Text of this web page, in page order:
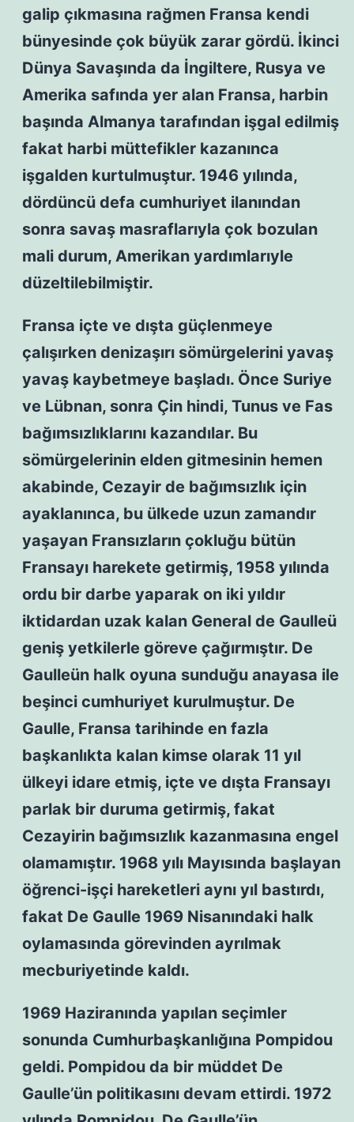
galip çıkmasına rağmen Fransa kendi
bünyesinde çok büyük zarar gördü. İkinci
Dünya Savaşında da İngiltere, Rusya ve
Amerika safında yer alan Fransa, harbin
başında Almanya tarafından işgal edilmiş
fakat harbi müttefikler kazanınca
işgalden kurtulmuştur. 1946 yılında,
dördüncü defa cumhuriyet ilanından
sonra savaş masraflarıyla çok bozulan
mali durum, Amerikan yardımlarıyle
düzeltilebilmiştir.
Fransa içte ve dışta güçlenmeye
çalışırken denizaşırı sömürgelerini yavaş
yavaş kaybetmeye başladı. Önce Suriye
ve Lübnan, sonra Çin hindi, Tunus ve Fas
bağımsızlıklarını kazandılar. Bu
sömürgelerinin elden gitmesinin hemen
akabinde, Cezayir de bağımsızlık için
ayaklanınca, bu ülkede uzun zamandır
yaşayan Fransızların çokluğu bütün
Fransayı harekete getirmiş, 1958 yılında
ordu bir darbe yaparak on iki yıldır
iktidardan uzak kalan General de Gaulleü
geniş yetkilerle göreve çağırmıştır. De
Gaulleün halk oyuna sunduğu anayasa ile
beşinci cumhuriyet kurulmuştur. De
Gaulle, Fransa tarihinde en fazla
başkanlıkta kalan kimse olarak 11 yıl
ülkeyi idare etmiş, içte ve dışta Fransayı
parlak bir duruma getirmiş, fakat
Cezayirin bağımsızlık kazanmasına engel
olamamıştır. 1968 yılı Mayısında başlayan
öğrenci-işçi hareketleri aynı yıl bastırdı,
fakat De Gaulle 1969 Nisanındaki halk
oylamasında görevinden ayrılmak
mecburiyetinde kaldı.
1969 Haziranında yapılan seçimler
sonunda Cumhurbaşkanlığına Pompidou
geldi. Pompidou da bir müddet De
Gaulle’ün politikasını devam ettirdi. 1972